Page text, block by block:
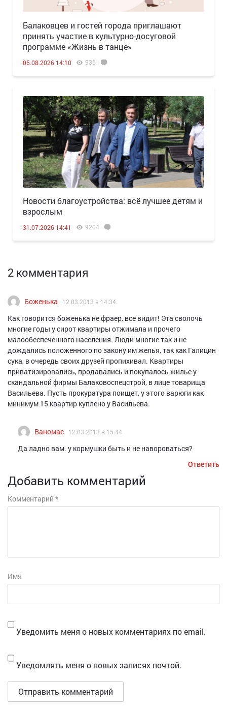
Балаковцев и гостей города приглашают
принять участие в культурно-досуговой
программе «Жизнь в танце»
05.08.2026 14:10 936
Новости благоустройства: всё лучшее детям и
взрослым
31.07.2026 14:41 9204
2 комментария
Боженька 12.03.2013 в 14:34
Как говорится боженька не фраер, все видит! Эта сволочь
многие годы у сирот квартиры отжимала и прочего
малообеспеченного населения. Люди многие так и не
дождались положенного по закону им желья, так как Галицин
сука, в очередь своих друзей пропихивал. Квартиры
приватизировались, продавались и покупалось жилье у
скандальной фирмы Балаковоспецстрой, в лице товарища
Васильева. Пусть прокуратура поищет, у этого варюги как
минимум 15 квартир куплено у Васильева.
Ответить
Ваномас 12.03.2013 в 15:44
Да ладно вам. у кормушки быть и не навороваться?
Ответить
Добавить комментарий
Комментарий *
Имя
Уведомить меня о новых комментариях по email.
Уведомлять меня о новых записях почтой.